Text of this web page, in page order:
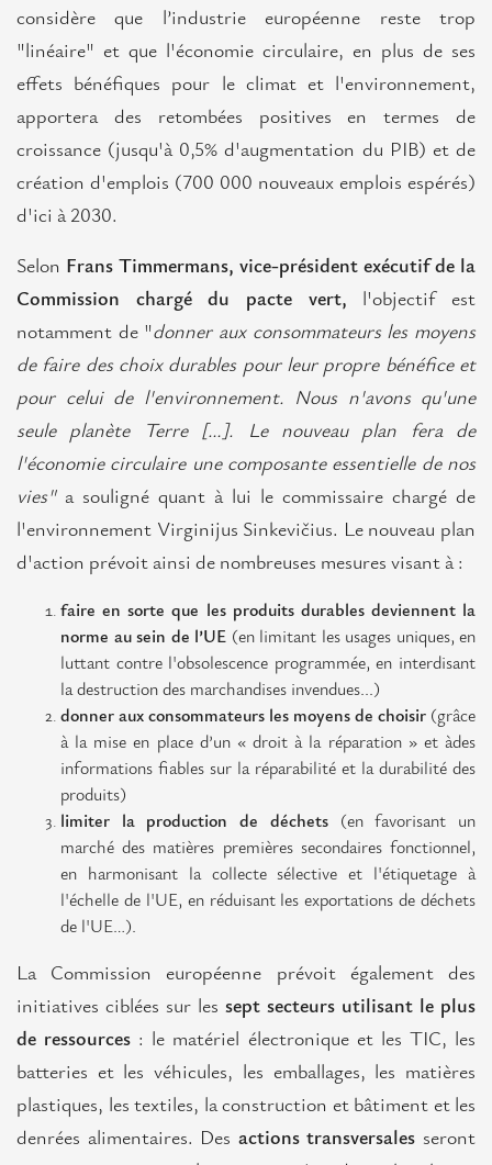
considère que l’industrie européenne reste trop
"linéaire" et que l'économie circulaire, en plus de ses
effets bénéfiques pour le climat et l'environnement,
apportera des retombées positives en termes de
croissance (jusqu'à 0,5% d'augmentation du PIB) et de
création d'emplois (700 000 nouveaux emplois espérés)
d'ici à 2030.
Selon Frans Timmermans, vice-président exécutif de la
Commission chargé du pacte vert, l'objectif est
notamment de "donner aux consommateurs les moyens
de faire des choix durables pour leur propre bénéfice et
pour celui de l'environnement. Nous n'avons qu'une
seule planète Terre […]. Le nouveau plan fera de
l'économie circulaire une composante essentielle de nos
vies"a souligné quant à lui le commissaire chargé de
l'environnement Virginijus Sinkevičius. Le nouveau plan
d'action prévoit ainsi de nombreuses mesures visant à :
faire en sorte que les produits durables deviennent la
norme au sein de l’UE (en limitant les usages uniques, en
luttant contre l'obsolescence programmée, en interdisant
la destruction des marchandises invendues...)
donner aux consommateurs les moyens de choisir (grâce
à la mise en place d’un « droit à la réparation » et àdes
informations fiables sur la réparabilité et la durabilité des
produits)
limiter la production de déchets(en favorisant un
marché des matières premières secondaires fonctionnel,
en harmonisant la collecte sélective et l'étiquetage à
l'échelle de l'UE, en réduisant les exportations de déchets
de l'UE…).
La Commission européenne prévoit également des
initiatives ciblées sur les sept secteurs utilisant le plus
de ressources : le matériel électronique et les TIC, les
batteries et les véhicules, les emballages, les matières
plastiques, les textiles, la construction et bâtiment et les
denrées alimentaires. Des actions transversales seront
Europe
Ile-de-France Initiatives
News
Projects
Contributions
Contact